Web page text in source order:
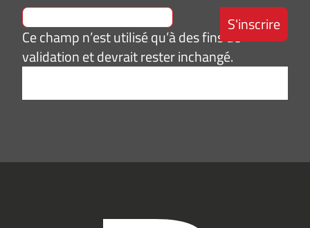
Ce champ n’est utilisé qu’à des fins de
validation et devrait rester inchangé.
e-